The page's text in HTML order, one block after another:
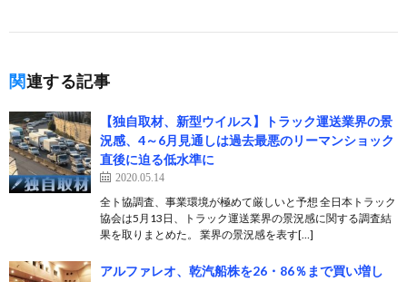
関連する記事
【独自取材、新型ウイルス】トラック運送業界の景
況感、4～6月見通しは過去最悪のリーマンショック
直後に迫る低水準に
2020.05.14
全ト協調査、事業環境が極めて厳しいと予想 全日本トラック
協会は5月13日、トラック運送業界の景況感に関する調査結
果を取りまとめた。 業界の景況感を表す[…]
アルファレオ、乾汽船株を26・86％まで買い増し